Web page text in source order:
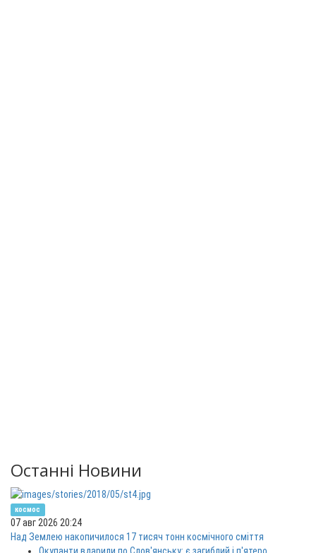
Останні Новини
космос
07 авг 2026 20:24
Над Землею накопичилося 17 тисяч тонн космічного сміття